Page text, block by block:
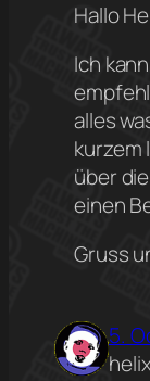
Hallo
Ich
alles
kurzem
über
einen
Gruss
5.